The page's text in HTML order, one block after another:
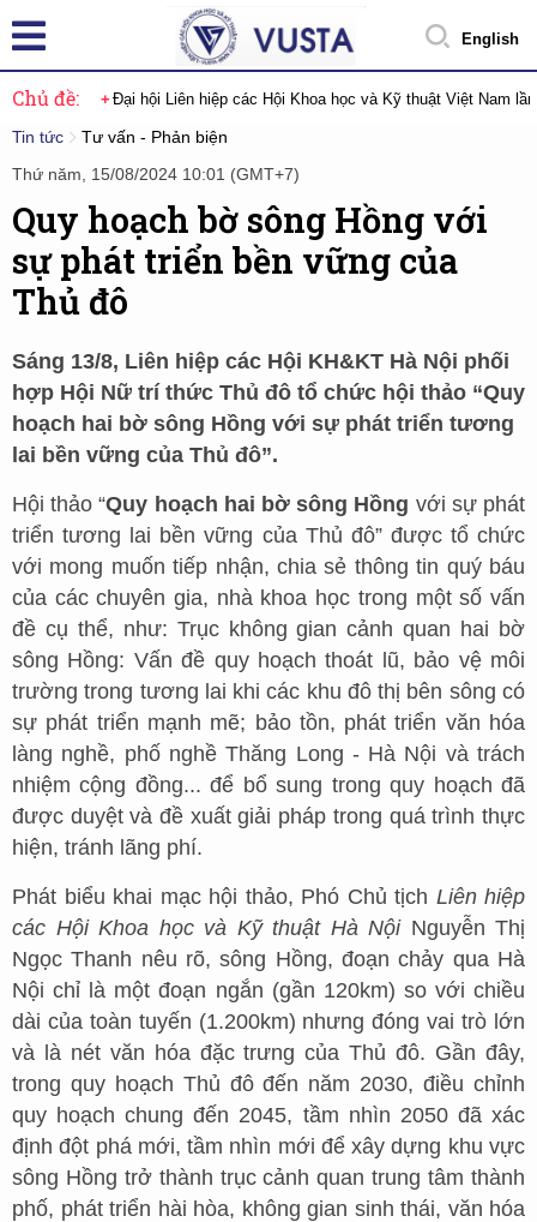
English
Chủ đề: Đại hội Liên hiệp các Hội Khoa học và Kỹ thuật Việt Nam
Tin tức
Tư vấn - Phản biện
Thứ năm, 15/08/2024 10:01 (GMT+7)
Quy hoạch bờ sông Hồng với
sự phát triển bền vững của
Thủ đô
Sáng 13/8, Liên hiệp các Hội KH&KT Hà Nội phối
hợp Hội Nữ trí thức Thủ đô tổ chức hội thảo “Quy
hoạch hai bờ sông Hồng với sự phát triển tương
lai bền vững của Thủ đô”.
Hội thảo “Quy hoạch hai bờ sông Hồng với sự phát
triển tương lai bền vững của Thủ đô” được tổ chức
với mong muốn tiếp nhận, chia sẻ thông tin quý báu
của các chuyên gia, nhà khoa học trong một số vấn
đề cụ thể, như: Trục không gian cảnh quan hai bờ
sông Hồng: Vấn đề quy hoạch thoát lũ, bảo vệ môi
trường trong tương lai khi các khu đô thị bên sông có
sự phát triển mạnh mẽ; bảo tồn, phát triển văn hóa
làng nghề, phố nghề Thăng Long - Hà Nội và trách
nhiệm cộng đồng... để bổ sung trong quy hoạch đã
được duyệt và đề xuất giải pháp trong quá trình thực
hiện, tránh lãng phí.
Phát biểu khai mạc hội thảo, Phó Chủ tịch Liên hiệp
các Hội Khoa học và Kỹ thuật Hà NộiNguyễn Thị
Ngọc Thanh nêu rõ, sông Hồng, đoạn chảy qua Hà
Nội chỉ là một đoạn ngắn (gần 120km) so với chiều
dài của toàn tuyến (1.200km) nhưng đóng vai trò lớn
và là nét văn hóa đặc trưng của Thủ đô. Gần đây,
trong quy hoạch Thủ đô đến năm 2030, điều chỉnh
quy hoạch chung đến 2045, tầm nhìn 2050 đã xác
định đột phá mới, tầm nhìn mới để xây dựng khu vực
sông Hồng trở thành trục cảnh quan trung tâm thành
phố, phát triển hài hòa, không gian sinh thái, văn hóa